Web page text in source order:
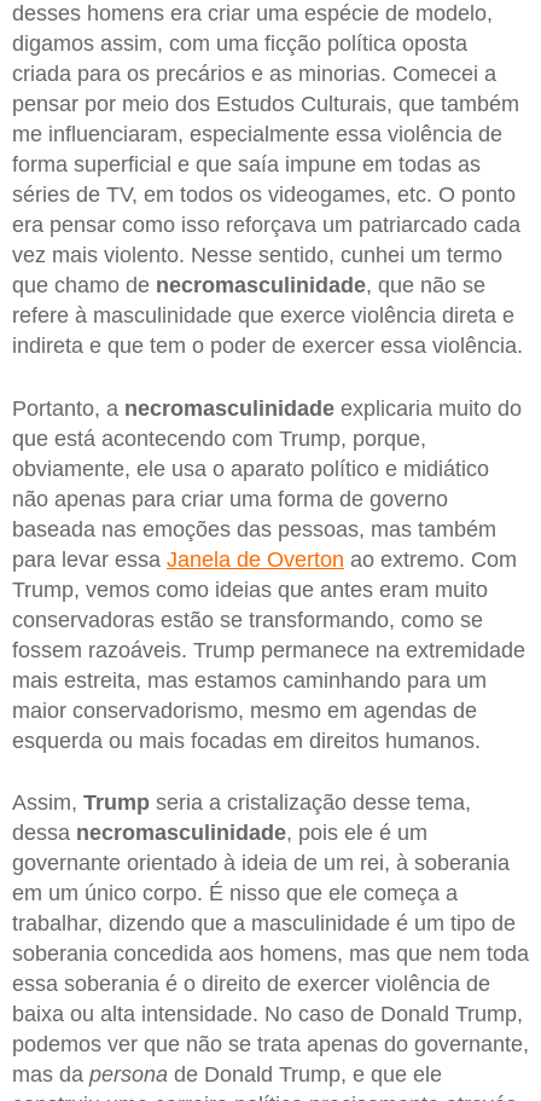
desses homens era criar uma espécie de modelo,
digamos assim, com uma ficção política oposta
criada para os precários e as minorias. Comecei a
pensar por meio dos Estudos Culturais, que também
me influenciaram, especialmente essa violência de
forma superficial e que saía impune em todas as
séries de TV, em todos os videogames, etc. O ponto
era pensar como isso reforçava um patriarcado cada
vez mais violento. Nesse sentido, cunhei um termo
que chamo de necromasculinidade, que não se
refere à masculinidade que exerce violência direta e
indireta e que tem o poder de exercer essa violência.
Portanto, a necromasculinidade explicaria muito do
que está acontecendo com Trump, porque,
obviamente, ele usa o aparato político e midiático
não apenas para criar uma forma de governo
baseada nas emoções das pessoas, mas também
para levar essa Janela de Overton ao extremo. Com
Trump, vemos como ideias que antes eram muito
conservadoras estão se transformando, como se
fossem razoáveis. Trump permanece na extremidade
mais estreita, mas estamos caminhando para um
maior conservadorismo, mesmo em agendas de
esquerda ou mais focadas em direitos humanos.
Assim, Trump seria a cristalização desse tema,
dessa necromasculinidade, pois ele é um
governante orientado à ideia de um rei, à soberania
em um único corpo. É nisso que ele começa a
trabalhar, dizendo que a masculinidade é um tipo de
soberania concedida aos homens, mas que nem toda
essa soberania é o direito de exercer violência de
baixa ou alta intensidade. No caso de Donald Trump,
podemos ver que não se trata apenas do governante,
mas da persona de Donald Trump, e que ele